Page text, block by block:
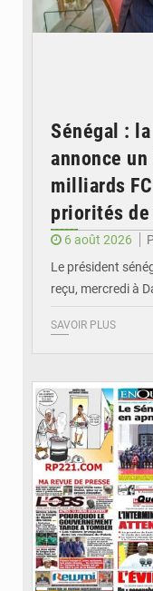
Sénégal :
annonce
milliards
priorités de
6 août 2026
Le président
reçu, mercredi à
SAVOIR PLUS